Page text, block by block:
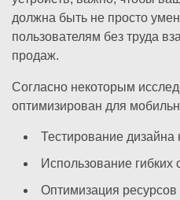
должна быть не просто
пользователям без труда
продаж.
Согласно некоторым
оптимизирован для
Тестирование дизайна
Использование гибких
Оптимизация